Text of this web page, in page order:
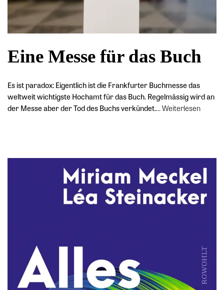
Eine Messe für das Buch
Es ist paradox: Eigentlich ist die Frankfurter Buchmesse das
weltweit wichtigste Hochamt für das Buch. Regelmässig wird an
der Messe aber der Tod des Buchs verkündet.…Weiterlesen